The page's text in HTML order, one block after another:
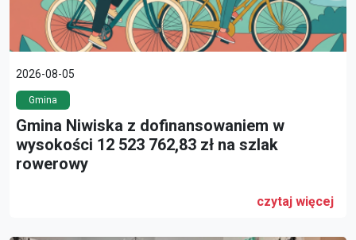
2026-08-05
Gmina
Gmina Niwiska z dofinansowaniem w
wysokości 12 523 762,83 zł na szlak
rowerowy
czytaj więcej